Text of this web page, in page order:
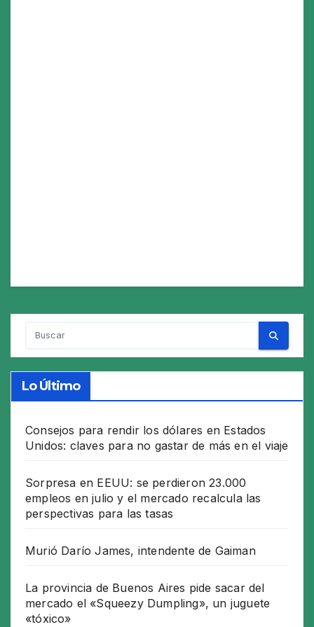
Lo Último
Consejos para rendir los dólares en Estados
Unidos: claves para no gastar de más en el viaje
Sorpresa en EEUU: se perdieron 23.000
empleos en julio y el mercado recalcula las
perspectivas para las tasas
Murió Darío James, intendente de Gaiman
La provincia de Buenos Aires pide sacar del
mercado el «Squeezy Dumpling», un juguete
«tóxico»